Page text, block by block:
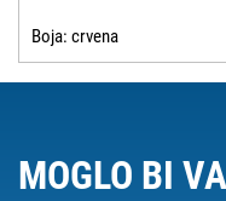
Boja: crvena
MOGLO BI